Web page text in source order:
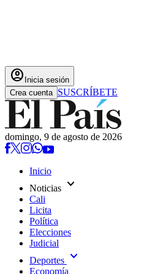
account_circle Inicia sesión
Crea cuenta SUSCRÍBETE
domingo, 9 de agosto de 2026
Inicio
Noticias expand_more
Cali
Licita
Política
Elecciones
Judicial
Deportes expand_more
Economía